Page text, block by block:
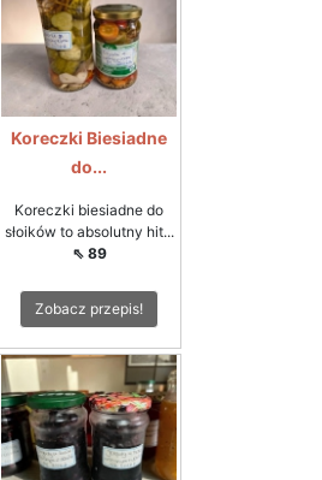
Koreczki Biesiadne
do...
Koreczki biesiadne do
słoików to absolutny hit...
⇖ 89
Zobacz przepis!